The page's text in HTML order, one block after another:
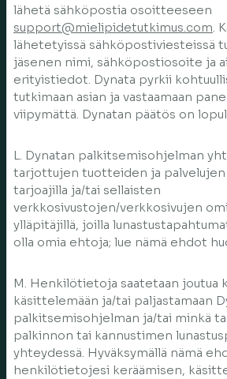
lähetä sähköpostia osoitteeseen
support@mielipidetutkimus.com.
lähetetyissä sähköpostiviesteissä
jäsenen nimi, sähköpostiosoite ja
erityistiedot. Dynata pyrkii
tutkimaan asian ja vastaamaan
viipymättä. Dynatan päätös on
L. Dynatan palkitsemisohjelman
tarjottujen tuotteiden ja
tarjoajilla ja/tai sellaisten
verkkosivustojen/verkkosivujen
ylläpitäjillä, joilla
olla omia ehtoja; lue nämä ehdot
M. Henkilötietoja saatetaan joutua
käsittelemään ja/tai paljastamaan
palkitsemisohjelman ja/tai minkä
palkinnon tai kannustimen
yhteydessä. Hyväksymällä nämä
henkilötietojesi keräämisen,